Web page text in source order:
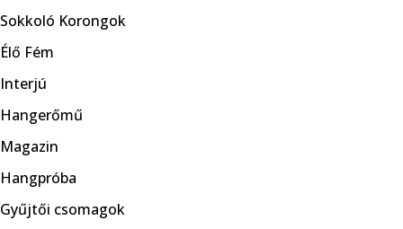
Sokkoló Korongok
Élő Fém
Interjú
Hangerőmű
Magazin
Hangpróba
Gyűjtői csomagok